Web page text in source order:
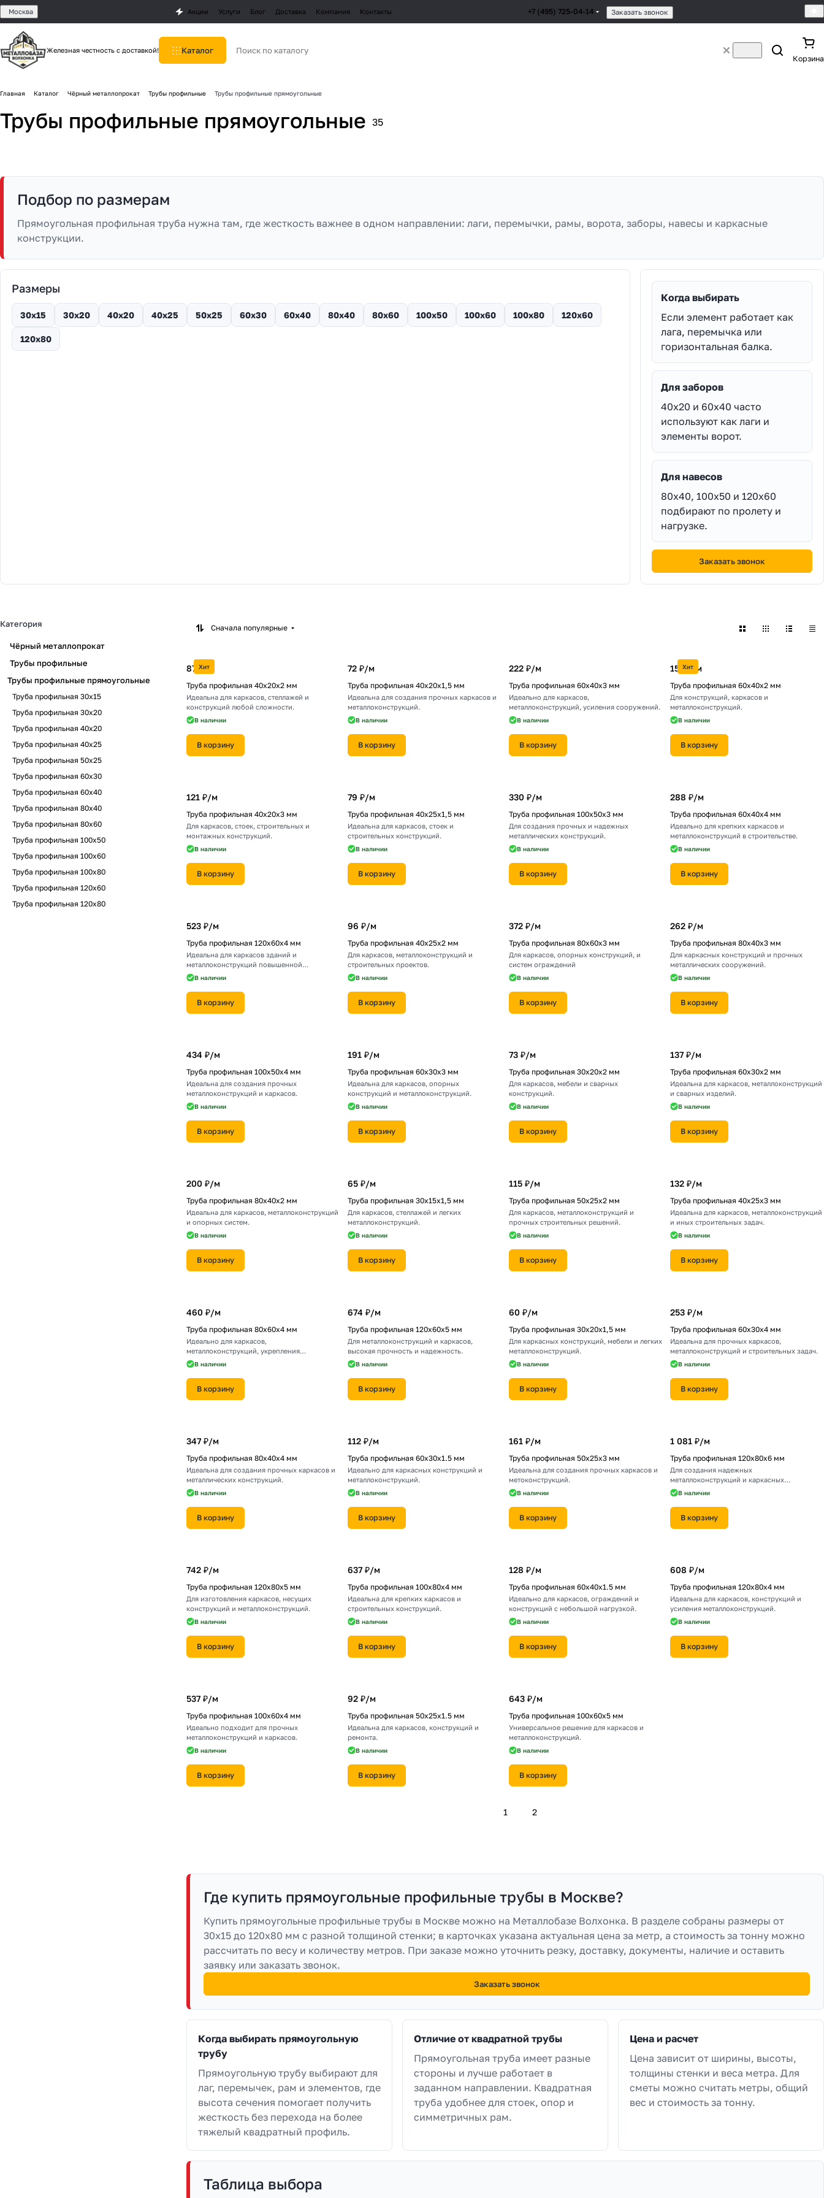
Москва Акции Услуги Блог Доставка Компания Контакты +7 (495) 725-04-14 Заказать звонок
Железная честность с доставкой! Каталог
Корзина
Главная Каталог Чёрный металлопрокат Трубы профильные Трубы профильные прямоугольные
Трубы профильные прямоугольные 35
Подбор по размерам
Прямоугольная профильная труба нужна там, где жесткость важнее в одном направлении: лаги, перемычки, рамы, ворота, заборы, навесы и каркасные
конструкции.
Размеры
30х15 30х20 40х20 40х25 50х25 60х30 60х40 80х40 80х60 100х50 100х60 100х80 120х60
120х80
Когда выбирать
Если элемент работает как
лага, перемычка или
горизонтальная балка.
Для заборов
40х20 и 60х40 часто
используют как лаги и
элементы ворот.
Для навесов
80х40, 100х50 и 120х60
подбирают по пролету и
нагрузке.
Заказать звонок
1 товар 2 товара 3 товара 3 товара
Труба профильная 50х25
3 товара
Труба профильная 100х60 Труба профильная 100х80 Труба профильная 120х60 Труба профильная 120х80
Сначала популярные
Хит
87 ₽/м
Труба профильная 40х20х2 мм
Идеальна для каркасов, стеллажей и
конструкций любой сложности.
В наличии
В корзину
72 ₽/м
Труба профильная 40х20х1,5 мм
Идеальна для создания прочных каркасов и
металлоконструкций.
В наличии
В корзину
222 ₽/м
Труба профильная 60х40х3 мм
Идеально для каркасов,
металлоконструкций, усиления сооружений.
В наличии
В корзину
Хит
153 ₽/ м
Труба профильная 60х40х2 мм
Для конструкций, каркасов и
металлоконструкций.
В наличии
В корзину
121 ₽/м
Труба профильная 40х20х3 мм
Для каркасов, стоек, строительных и
монтажных конструкций.
В наличии
В корзину
79 ₽/м
Труба профильная 40х25х1,5 мм
Идеальна для каркасов, стоек и
строительных конструкций.
В наличии
В корзину
330 ₽/м
Труба профильная 100х50х3 мм
Для создания прочных и надежных
металлических конструкций.
В наличии
В корзину
288 ₽/м
Труба профильная 60х40х4 мм
Идеально для крепких каркасов и
металлоконструкций в строительстве.
В наличии
В корзину
523 ₽/м
Труба профильная 120х60х4 мм
Идеальна для каркасов зданий и
металлоконструкций повышенной
прочности.
В наличии
В корзину
96 ₽/м
Труба профильная 40х25х2 мм
Для каркасов, металлоконструкций и
строительных проектов.
В наличии
В корзину
372 ₽/м
Труба профильная 80х60х3 мм
Для каркасов, опорных конструкций, и
систем ограждений
В наличии
В корзину
262 ₽/м
Труба профильная 80х40х3 мм
Для каркасных конструкций и прочных
металлических сооружений.
В наличии
В корзину
434 ₽/м
Труба профильная 100х50х4 мм
Идеальна для создания прочных
металлоконструкций и каркасов.
В наличии
В корзину
191 ₽/м
Труба профильная 60х30х3 мм
Идеальна для каркасов, опорных
конструкций и металлоконструкций.
В наличии
В корзину
73 ₽/м
Труба профильная 30х20х2 мм
Для каркасов, мебели и сварных
конструкций.
В наличии
В корзину
137 ₽/м
Труба профильная 60х30х2 мм
Идеальна для каркасов, металлоконструкций
и сварных изделий.
В наличии
В корзину
200 ₽/м
Труба профильная 80х40х2 мм
Идеальна для каркасов, металлоконструкций
и опорных систем.
В наличии
В корзину
65 ₽/м
Труба профильная 30х15х1,5 мм
Для каркасов, стеллажей и легких
металлоконструкций.
В наличии
В корзину
115 ₽/м
Труба профильная 50х25х2 мм
Для каркасов, металлоконструкций и
прочных строительных решений.
В наличии
В корзину
132 ₽/м
Труба профильная 40х25х3 мм
Идеальна для каркасов, металлоконструкций
и иных строительных задач.
В наличии
В корзину
460 ₽/м
Труба профильная 80х60х4 мм
Идеально для каркасов,
металлоконструкций, укрепления
сооружений.
В наличии
В корзину
674 ₽/м
Труба профильная 120х60х5 мм
Для металлоконструкций и каркасов,
высокая прочность и надежность.
В наличии
В корзину
60 ₽/м
Труба профильная 30х20х1,5 мм
Для каркасных конструкций, мебели и легких
металлоконструкций.
В наличии
В корзину
253 ₽/м
Труба профильная 60х30х4 мм
Идеальна для прочных каркасов,
металлоконструкций и строительных задач.
В наличии
В корзину
347 ₽/м
Труба профильная 80х40х4 мм
Идеальна для создания прочных каркасов и
металлических конструкций.
В наличии
В корзину
112 ₽/м
Труба профильная 60х30х1.5 мм
Идеально для каркасных конструкций и
металлоконструкций.
В наличии
В корзину
161 ₽/м
Труба профильная 50х25х3 мм
Идеальна для создания прочных каркасов и
метоконструкций.
В наличии
В корзину
1 081 ₽/м
Труба профильная 120х80х6 мм
Для создания надежных
металлоконструкций и каркасных
сооружений.
В наличии
В корзину
742 ₽/м
Труба профильная 120х80х5 мм
Для изготовления каркасов, несущих
конструкций и металлоконструкций.
В наличии
В корзину
637 ₽/м
Труба профильная 100х80х4 мм
Идеальна для крепких каркасов и
строительных конструкций.
В наличии
В корзину
128 ₽/м
Труба профильная 60х40х1.5 мм
Идеально для каркасов, ограждений и
конструкций с небольшой нагрузкой.
В наличии
В корзину
608 ₽/м
Труба профильная 120х80х4 мм
Идеальна для каркасов, конструкций и
усиления металлоконструкций.
В наличии
В корзину
537 ₽/м
Труба профильная 100х60х4 мм
Идеально подходит для прочных
металлоконструкций и каркасов.
В наличии
В корзину
92 ₽/м
Труба профильная 50х25х1.5 мм
Идеальна для каркасов, конструкций и
ремонта.
В наличии
В корзину
643 ₽/м
Труба профильная 100х60х5 мм
Универсальное решение для каркасов и
металлоконструкций.
В наличии
В корзину
1 2
Где купить прямоугольные профильные трубы в Москве?
Купить прямоугольные профильные трубы в Москве можно на Металлобазе Волхонка. В разделе собраны размеры от
30х15 до 120х80 мм с разной толщиной стенки; в карточках указана актуальная цена за метр, а стоимость за тонну можно
рассчитать по весу и количеству метров. При заказе можно уточнить резку, доставку, документы, наличие и оставить
заявку или заказать звонок.
Заказать звонок
Когда выбирать прямоугольную
трубу
Прямоугольную трубу выбирают для
лаг, перемычек, рам и элементов, где
высота сечения помогает получить
жесткость без перехода на более
тяжелый квадратный профиль.
Отличие от квадратной трубы
Прямоугольная труба имеет разные
стороны и лучше работает в
заданном направлении. Квадратная
труба удобнее для стоек, опор и
симметричных рам.
Цена и расчет
Цена зависит от ширины, высоты,
толщины стенки и веса метра. Для
сметы можно считать метры, общий
вес и стоимость за тонну.
Таблица выбора
Категория
Чёрный металлопрокат
Трубы профильные
Трубы профильные прямоугольные
Труба профильная 30х15
Труба профильная 30х20
Труба профильная 40х20
Труба профильная 40х25
Труба профильная 50х25
Труба профильная 60х30
Труба профильная 60х40
Труба профильная 80х40
Труба профильная 80х60
Труба профильная 100х50
Труба профильная 100х60
Труба профильная 100х80
Труба профильная 120х60
Труба профильная 120х80